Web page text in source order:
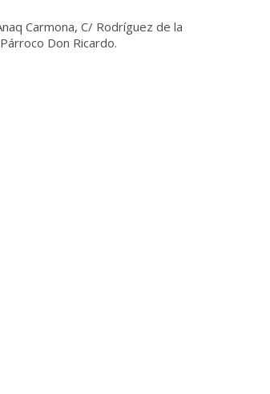
Carmona, C/ Rodríguez de la
Don Ricardo.